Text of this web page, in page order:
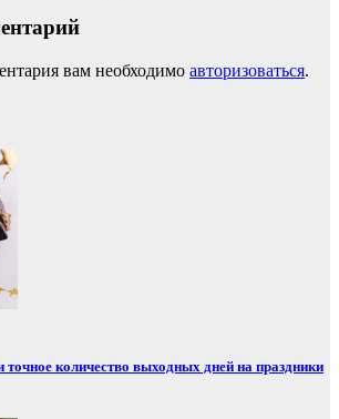
вам необходимо авторизоваться.
количество выходных дней на праздники